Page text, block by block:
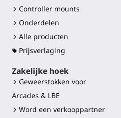
Controller mounts
Onderdelen
Alle producten
Prijsverlaging
Zakelijke hoek
Geweerstokken voor
Arcades & LBE
Word een verkooppartner